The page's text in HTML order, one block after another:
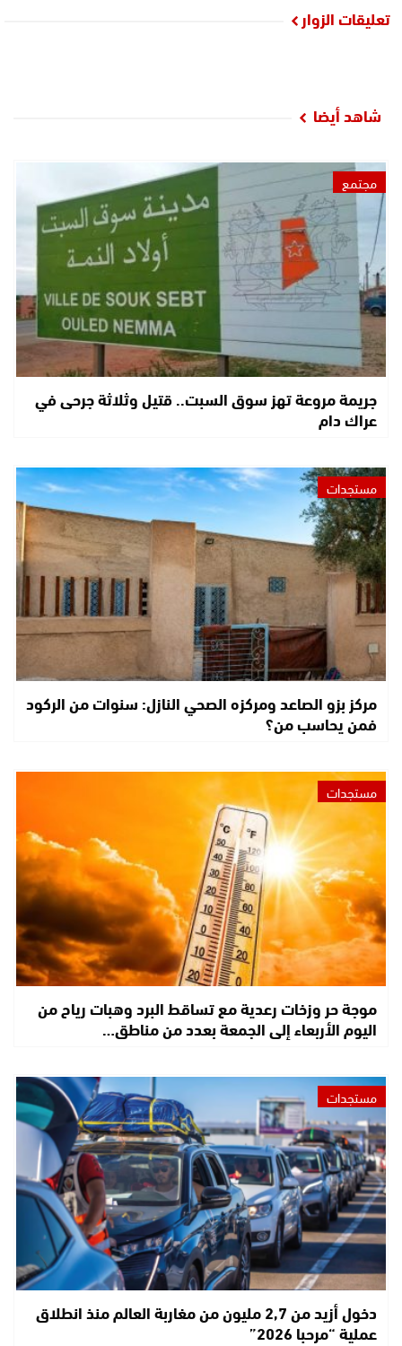
تعليقات الزوار
شاهد أيضا
مجتمع
جريمة مروعة تهز سوق السبت.. قتيل وثلاثة جرحى في
عراك دام
مستجدات
مركز بزو الصاعد ومركزه الصحي النازل: سنوات من الركود
فمن يحاسب من؟
مستجدات
موجة حر وزخات رعدية مع تساقط البرد وهبات رياح من
اليوم الأربعاء إلى الجمعة بعدد من مناطق…
مستجدات
دخول أزيد من 2,7 مليون من مغاربة العالم منذ انطلاق
عملية “مرحبا 2026”